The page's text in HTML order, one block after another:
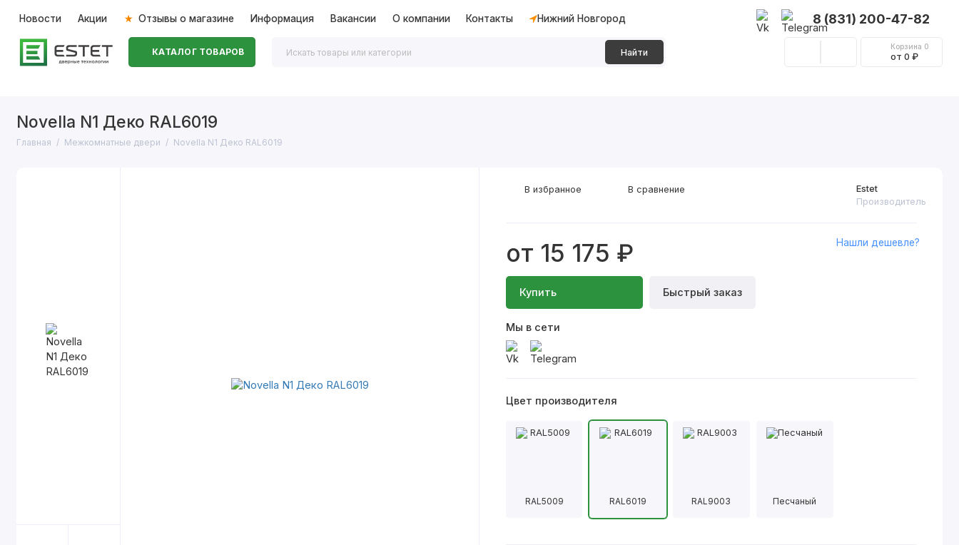
Новости Акции Отзывы о магазине Информация Вакансии О компании Контакты Нижний Новгород 8 (831) 200-47-82
КАТАЛОГ ТОВАРОВ Найти
Корзина 0
от 0 ₽
Novella N1 Деко RAL6019
Главная Межкомнатные двери Novella N1 Деко RAL6019
Estet
Производитель
от 15 175 ₽
Купить Быстрый заказ
Нашли дешевле?
Мы в сети
В избранное В сравнение
Цвет производителя
RAL5009 RAL6019 RAL9003 Песчаный